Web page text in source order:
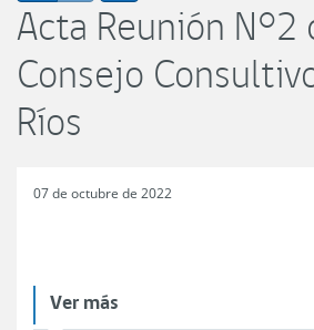
Acta Reunión N°2
Consejo
Ríos
07 de octubre de 2022
Ver más